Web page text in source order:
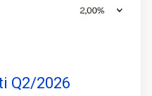
Q2/2026